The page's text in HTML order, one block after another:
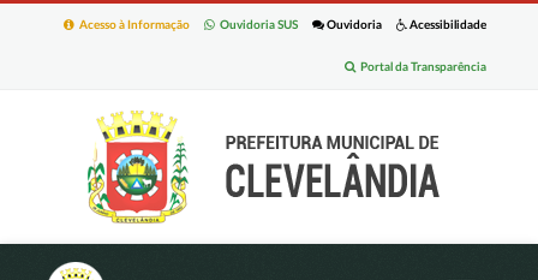
Acessibilidade
Ouvidoria
Ouvidoria SUS
Acesso à Informação
Portal da Transparência